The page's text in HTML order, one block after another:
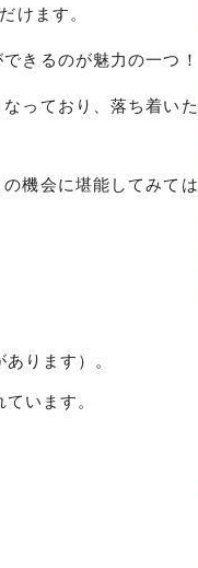
けます。
きるのが魅力の一つ！
っており、落ち着いた
機会に堪能してみては
ります）。
います。